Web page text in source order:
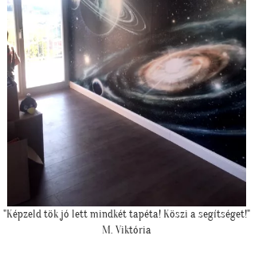
"Nagyon szuper lett a fotótapéta. Köszönjük még egyszer :)"
T. Péter